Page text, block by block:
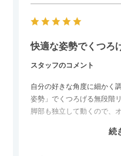
快適な姿勢でくつろ
スタッフのコメント
自分の好きな角度に細かく
姿勢」でくつろげる無段階
脚部も独立して動くので、
スマホやタブレットを充電
続